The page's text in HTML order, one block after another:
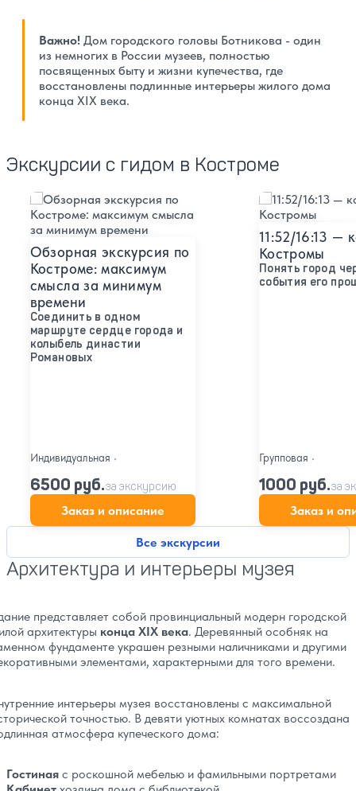
Важно! Дом городского головы Ботникова - один
из немногих в России музеев, полностью
посвященных быту и жизни купечества, где
восстановлены подлинные интерьеры жилого дома
конца XIX века.
Экскурсии с гидом в Костроме
Все экскурсии
Обзорная экскурсия по
Костроме: максимум
смысла за минимум
времени
Соединить в одном
маршруте сердце города и
колыбель династии
Романовых
Индивидуальная •
6500 руб.за экскурсию
Заказ и описание
Подробнее
11:52/16:13 —
Костромы
Понять город
события его
Групповая •
1000 руб.за
Заказ и
Подробнее
Архитектура и интерьеры музея
представляет собой провинциальный модерн городской
архитектуры конца XIX века. Деревянный особняк на
фундаменте украшен резными наличниками и другими
элементами, характерными для того времени.
интерьеры музея восстановлены с максимальной
точностью. В девяти уютных комнатах воссоздана
атмосфера купеческого дома:
Гостиная с роскошной мебелью и фамильными портретами